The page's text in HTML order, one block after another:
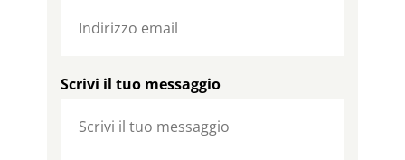
Scrivi il tuo messaggio